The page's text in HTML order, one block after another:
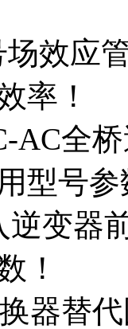
场效应
率！
AC全
型号参
变器
！
器替